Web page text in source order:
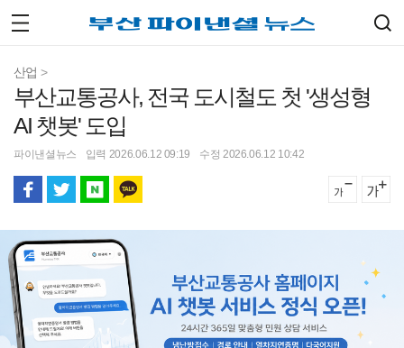
산업 >
부산교통공사, 전국 도시철도 첫 '생성형
AI 챗봇' 도입
파이낸셜뉴스 입력 2026.06.12 09:19 수정 2026.06.12 10:42